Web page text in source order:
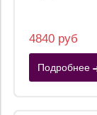
4840 руб
Подробнее